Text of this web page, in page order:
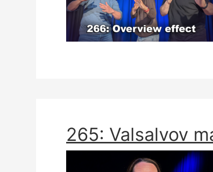
265: Valsalvov